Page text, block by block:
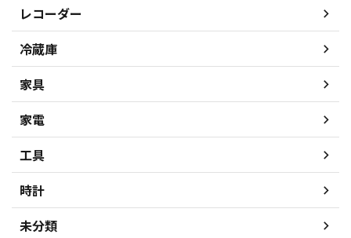
レコーダー
冷蔵庫
家具
家電
工具
時計
未分類